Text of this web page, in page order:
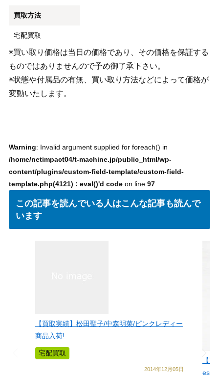
買取方法
宅配買取
※買い取り価格は当日の価格であり、その価格を保証する
ものではありませんので予め御了承下さい。
※状態や付属品の有無、買い取り方法などによって価格が
変動いたします。
Warning: Invalid argument supplied for foreach() in
/home/netimpact04/t-machine.jp/public_html/wp-
content/plugins/custom-field-template/custom-field-
template.php(4121) : eval()'d codeon line 97
この記事を読んでいる人はこんな記事も読んで
います
【買取実績】松田聖子/中森明菜/ピンクレディー
商品入荷!
宅配買取
2014年12月05日
【
ess